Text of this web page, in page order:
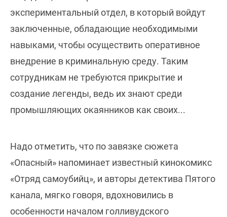
экспериментальный отдел, в который войдут
заключенные, обладающие необходимыми
навыками, чтобы осуществить оперативное
внедрение в криминальную среду. Таким
сотрудникам не требуются прикрытие и
создание легенды, ведь их знают среди
промышляющих окаянников как своих...
Надо отметить, что по завязке сюжета
«Опасный» напоминает известный кинокомикс
«Отряд самоубийц», и авторы детектива Пятого
канала, мягко говоря, вдохновились в
особенности началом голливудского